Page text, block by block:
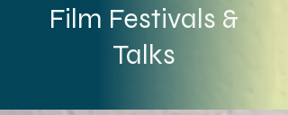
Film Festivals &
Talks